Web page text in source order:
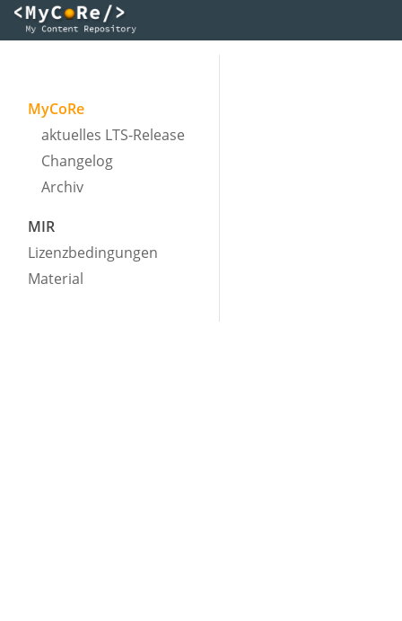
MyCoRe
aktuelles LTS-Release
Changelog
Archiv
MIR
Lizenzbedingungen
Material